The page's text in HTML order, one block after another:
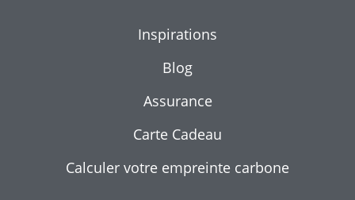
Inspirations
Blog
Assurance
Carte Cadeau
Calculer votre empreinte carbone